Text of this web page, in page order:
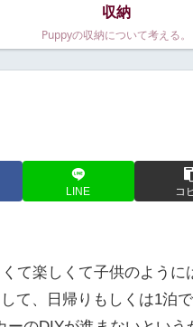
収納
Puppyの収納について考える。
LINE コ
て楽しくて子供のように
て、日帰りもしくは1泊